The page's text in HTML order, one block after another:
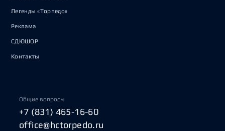
Легенды «Торпедо»
Реклама
СДЮШОР
Контакты
Общие вопросы
+7 (831) 465-16-60
office@hctorpedo.ru